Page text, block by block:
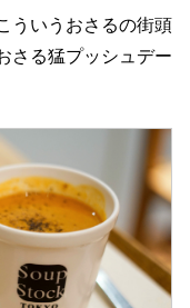
ういうおさるの街頭
さる猛プッシュデー